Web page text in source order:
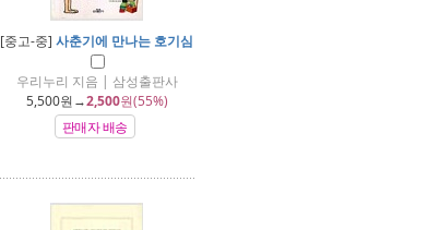
[중고-중] 사춘기에 만나는 호기심
우리누리 지음 | 삼성출판사
5,500원→2,500원(55%)
판매자 배송